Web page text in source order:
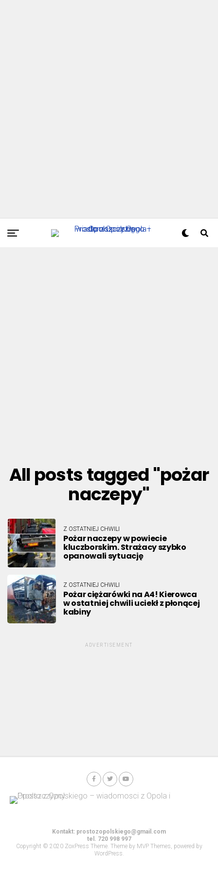
All posts tagged "pożar
naczepy"
Z OSTATNIEJ CHWILI
Pożar naczepy w powiecie
kluczborskim. Strażacy szybko
opanowali sytuację
Z OSTATNIEJ CHWILI
Pożar ciężarówki na A4! Kierowca
w ostatniej chwili uciekł z płonącej
kabiny
ADVERTISEMENT
Kontakt: prostozopolskiego@gmail.com
tel. 720 998 997
Copyright © 2020 ZoxPress Theme. Theme by MVP Themes, powered by
WordPress.